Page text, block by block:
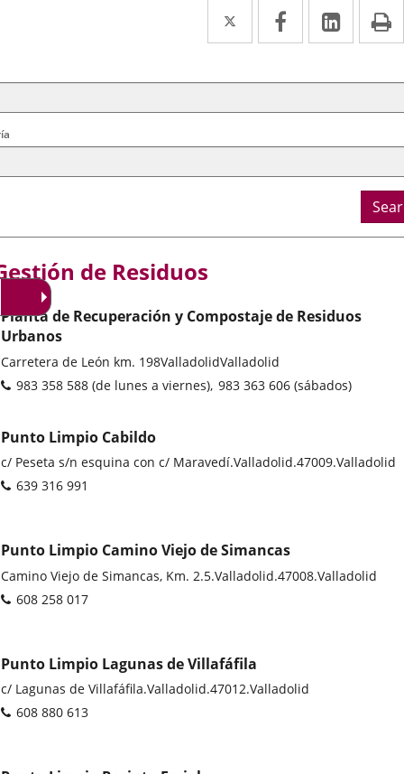
Twitter
Enlace
a
una
aplicación
Facebook
Enlace
a
una
aplicación
Enlace
a
una
de Residuos
Planta de Recuperación y Compostaje de Residuos
Urbanos
Postal
address
Carretera de León km. 198ValladolidValladolid
Phones
983 358 588 (de lunes a viernes) 983 363 606 (sábados)
Punto Limpio Cabildo
Postal
address
c/ Peseta s/n esquina con c/ Maravedí.Valladolid.47009.Valladolid
Phones
639 316 991
Punto Limpio Camino Viejo de Simancas
Postal
address
Camino Viejo de Simancas, Km. 2.5.Valladolid.47008.Valladolid
Phones
608 258 017
Punto Limpio Lagunas de Villafáfila
Postal
address
c/ Lagunas de Villafáfila.Valladolid.47012.Valladolid
Phones
608 880 613